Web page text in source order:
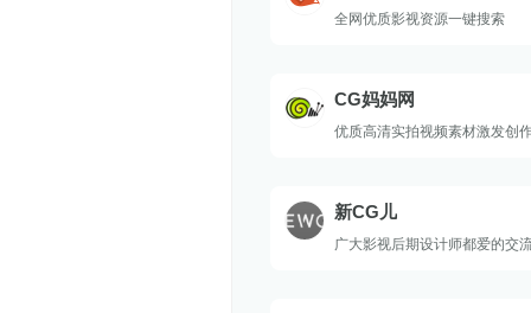
全网优质影视资源一键搜索
CG妈妈网
优质高清实拍视频素材激发创
新CG儿
广大影视后期设计师都爱的交